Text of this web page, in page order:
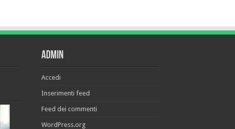
Admin
Accedi
Inserimenti feed
Feed dei commenti
WordPress.org